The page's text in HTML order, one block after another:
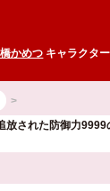
かめつ キャラクタ
放された防御力9999